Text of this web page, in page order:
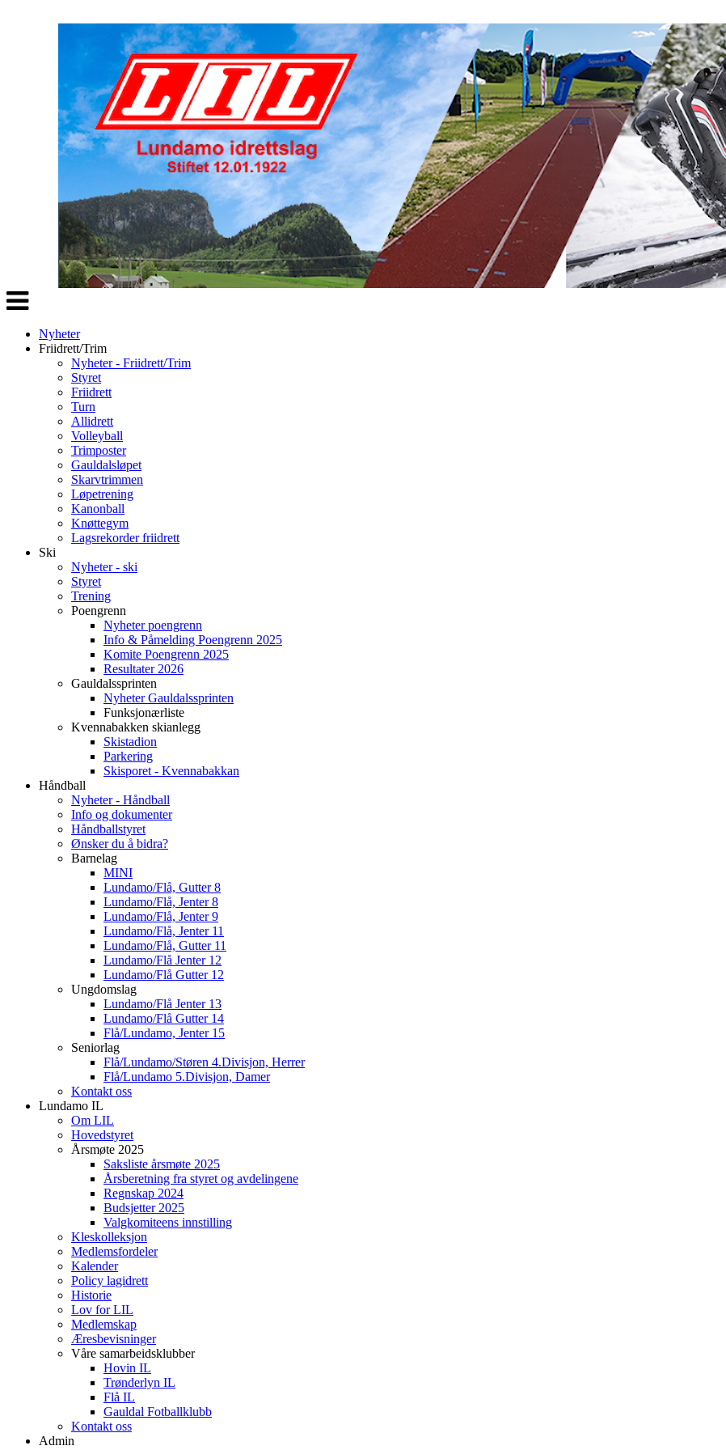
Veksle
navigasjon
Nyheter
Friidrett/Trim
Nyheter - Friidrett/Trim
Styret
Friidrett
Turn
Allidrett
Volleyball
Trimposter
Gauldalsløpet
Skarvtrimmen
Løpetrening
Kanonball
Knøttegym
Lagsrekorder friidrett
Ski
Nyheter - ski
Styret
Trening
Poengrenn
Nyheter poengrenn
Info & Påmelding Poengrenn 2025
Komite Poengrenn 2025
Resultater 2026
Gauldalssprinten
Nyheter Gauldalssprinten
Funksjonærliste
Kvennabakken skianlegg
Skistadion
Parkering
Skisporet - Kvennabakkan
Håndball
Nyheter - Håndball
Info og dokumenter
Håndballstyret
Ønsker du å bidra?
Barnelag
MINI
Lundamo/Flå, Gutter 8
Lundamo/Flå, Jenter 8
Lundamo/Flå, Jenter 9
Lundamo/Flå, Jenter 11
Lundamo/Flå, Gutter 11
Lundamo/Flå Jenter 12
Lundamo/Flå Gutter 12
Ungdomslag
Lundamo/Flå Jenter 13
Lundamo/Flå Gutter 14
Flå/Lundamo, Jenter 15
Seniorlag
Flå/Lundamo/Støren 4.Divisjon, Herrer
Flå/Lundamo 5.Divisjon, Damer
Kontakt oss
Lundamo IL
Om LIL
Hovedstyret
Årsmøte 2025
Saksliste årsmøte 2025
Årsberetning fra styret og avdelingene
Regnskap 2024
Budsjetter 2025
Valgkomiteens innstilling
Kleskolleksjon
Medlemsfordeler
Kalender
Policy lagidrett
Historie
Lov for LIL
Medlemskap
Æresbevisninger
Våre samarbeidsklubber
Hovin IL
Trønderlyn IL
Flå IL
Gauldal Fotballklubb
Kontakt oss
Admin